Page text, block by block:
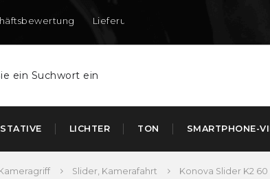
Lieferung nach DE und AT
STATIVE LICHTER TON SMARTPHONE-
Slider, Kamerafahrt Konova Slider K2